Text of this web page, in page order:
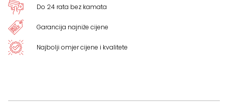
Do 24 rata bez kamata
Garancija najniže cijene
Najbolji omjer cijene i kvalitete